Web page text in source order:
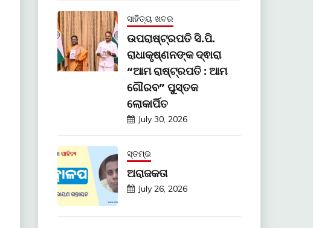
ସାହିତ୍ୟ ଖବର
ଉପରାଷ୍ଟ୍ରପତି ସି.ପି.
ରାଧାକୃଷ୍ଣନଙ୍କ ଦ୍ଵାରା
“ଆମ ରାଷ୍ଟ୍ରପତି : ଆମ
ଗୌରବ” ପୁସ୍ତକ
ଲୋକାର୍ପିତ
July 30, 2026
ସ୍ତମ୍ଭ
ଅରାଜକତା
July 26, 2026